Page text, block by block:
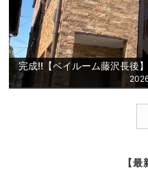
完成!!【ベイルーム藤沢長
【最